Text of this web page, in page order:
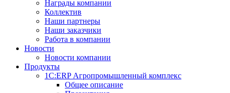
Награды компании
Коллектив
Наши партнеры
Наши заказчики
Работа в компании
Новости
Новости компании
Продукты
1С:ERP Агропромышленный комплекс
Общее описание